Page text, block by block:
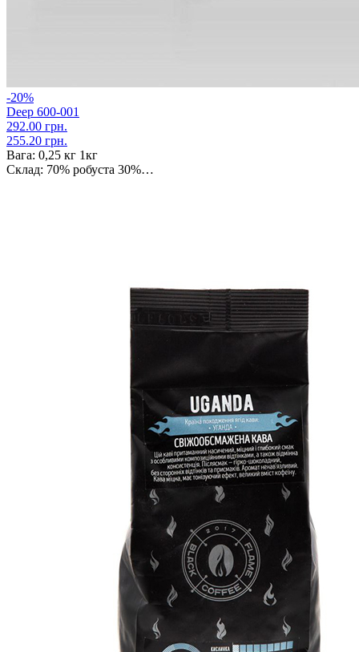
-20%
Deep 600-001
292.00 грн.
255.20 грн.
Вага: 0,25 кг 1кг
Склад: 70% робуста 30%…